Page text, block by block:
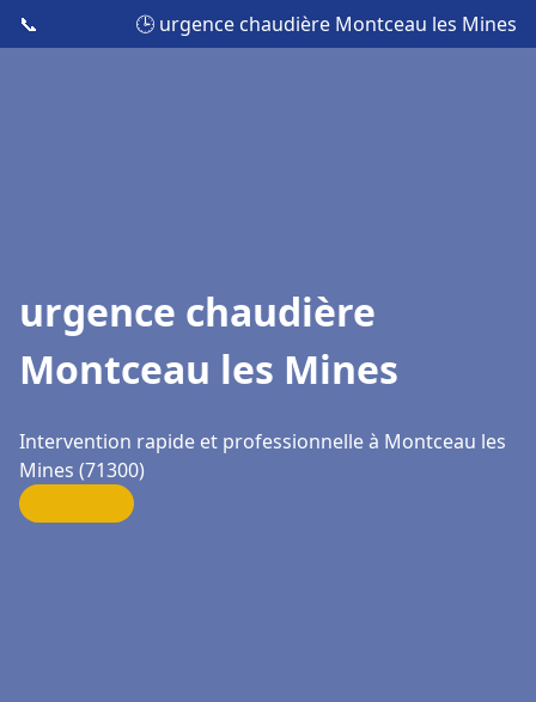
📞 🕒 urgence chaudière Montceau les Mines
urgence chaudière
Montceau les Mines
Intervention rapide et professionnelle à Montceau les
Mines (71300)